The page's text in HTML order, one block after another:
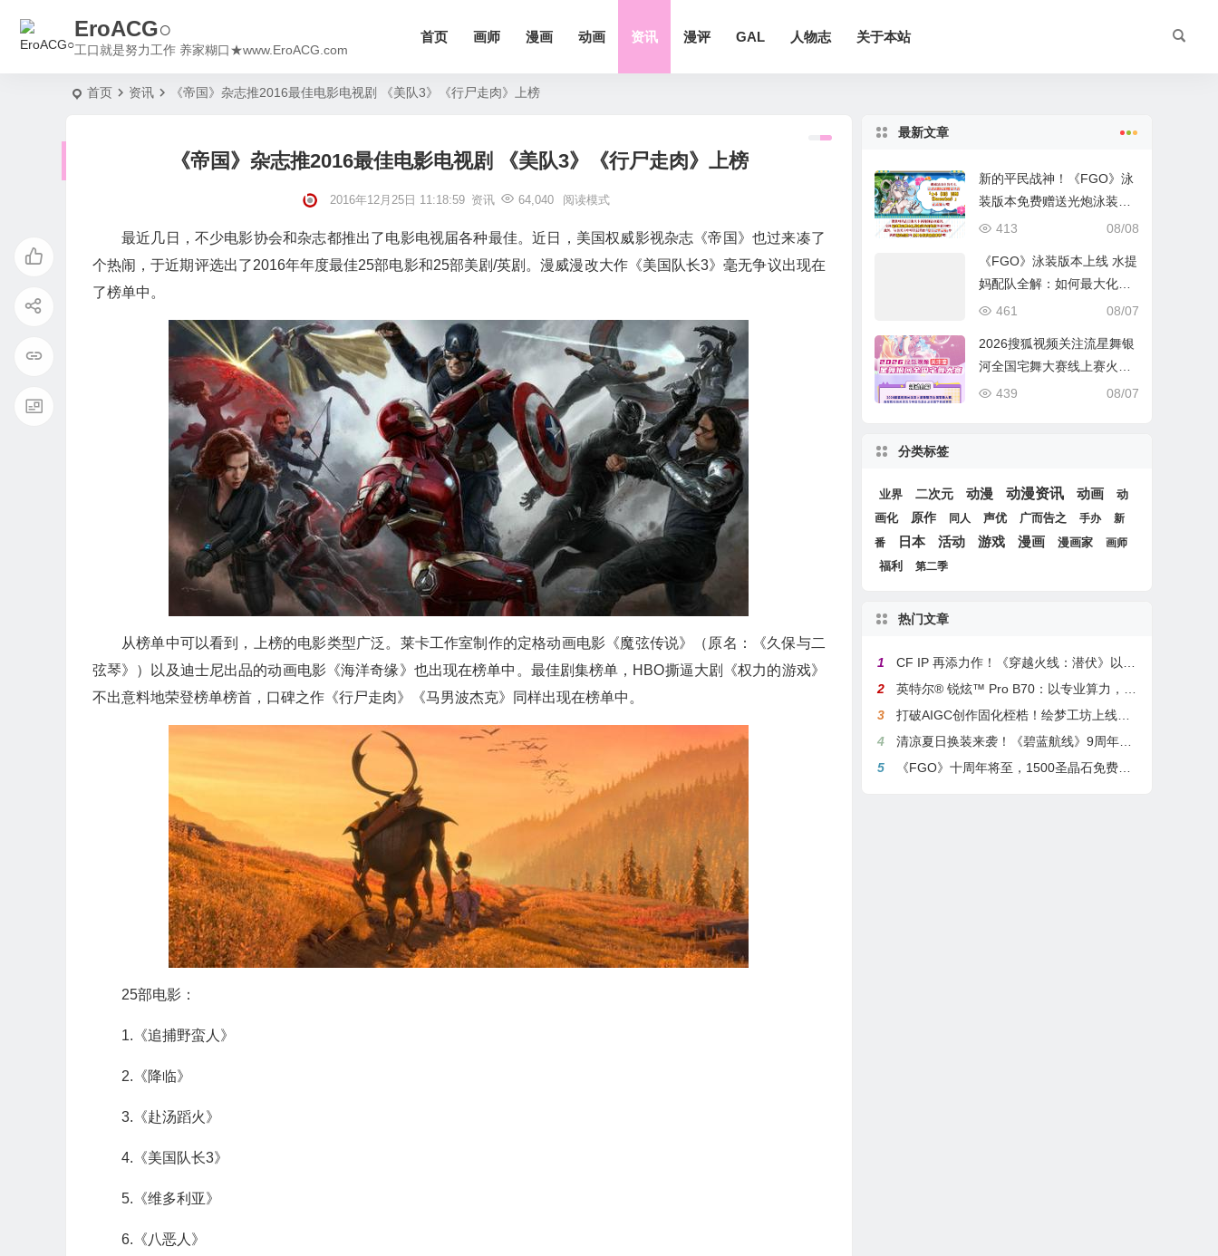
EroACG○
工口就是努力工作 养家糊口★www.EroACG.com
首页 画师 漫画 动画 资讯 漫评 GAL 人物志 关于本站
首页 资讯 《帝国》杂志推2016最佳电影电视剧 《美队3》《行尸走肉》上榜
《帝国》杂志推2016最佳电影电视剧 《美队3》《行尸走肉》上榜
2016年12月25日 11:18:59 资讯 64,040 阅读模式
最近几日，不少电影协会和杂志都推出了电影电视届各种最佳。近日，美国权威影视杂志《帝国》也过来凑了
个热闹，于近期评选出了2016年年度最佳25部电影和25部美剧/英剧。漫威漫改大作《美国队长3》毫无争议出现在
了榜单中。
从榜单中可以看到，上榜的电影类型广泛。莱卡工作室制作的定格动画电影《魔弦传说》（原名：《久保与二
弦琴》）以及迪士尼出品的动画电影《海洋奇缘》也出现在榜单中。最佳剧集榜单，HBO撕逼大剧《权力的游戏》
不出意料地荣登榜单榜首，口碑之作《行尸走肉》《马男波杰克》同样出现在榜单中。
25部电影：
1.《追捕野蛮人》
2.《降临》
3.《赴汤蹈火》
4.《美国队长3》
5.《维多利亚》
6.《八恶人》
最新文章
新的平民战神！《FGO》泳
装版本免费赠送光炮泳装呼
延灼解析
08/08
413
《FGO》泳装版本上线 水提
妈配队全解：如何最大化暴
击收益？
08/07
461
2026搜狐视频关注流星舞银
河全国宅舞大赛线上赛火热
进行中
08/07
439
分类标签
业界 二次元 动漫 动漫资讯 动画
动
画化
原作 同人 声优 广而告之 手办
新
番
日本 活动 游戏 漫画 漫画家 画师
福利 第二季
热门文章
1
CF IP 再添力作！《穿越火线：潜伏》以3A叙事重塑战术潜行玩法
2
英特尔® 锐炫™ Pro B70：以专业算力，解锁本地化AI部署与生产力新基准
3
打破AIGC创作固化桎梏！绘梦工坊上线绘梦画布dreamo赋能全场景自由创作
4
清凉夏日换装来袭！《碧蓝航线》9周年庆典活动第二弹今日正式上线
5
《FGO》十周年将至，1500圣晶石免费福利，新老玩家均可解锁